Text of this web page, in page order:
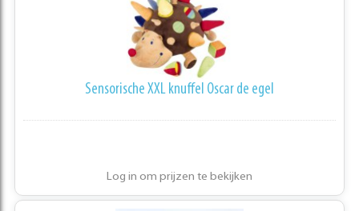
Sensorische XXL knuffel Oscar de egel
Log in om prijzen te bekijken